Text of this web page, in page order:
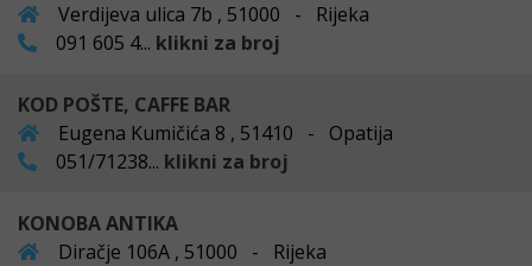
Verdijeva ulica 7b , 51000 - Rijeka
091 605 4... klikni za broj
KOD POŠTE, CAFFE BAR
Eugena Kumičića 8 , 51410 - Opatija
051/71238... klikni za broj
KONOBA ANTIKA
Diračje 106A , 51000 - Rijeka